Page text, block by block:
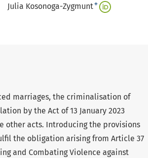
Julia Kosonoga-Zygmunt+
marriages, the criminalisation of
by the Act of 13 January 2023
other acts. Introducing the provisions
the obligation arising from Article 37
and Combating Violence against